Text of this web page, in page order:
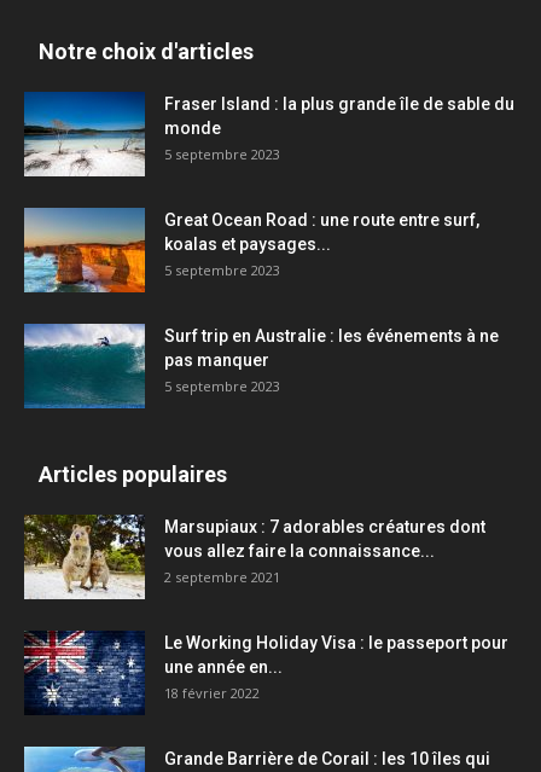
Notre choix d'articles
Fraser Island : la plus grande île de sable du
monde
5 septembre 2023
Great Ocean Road : une route entre surf,
koalas et paysages...
5 septembre 2023
Surf trip en Australie : les événements à ne
pas manquer
5 septembre 2023
Articles populaires
Marsupiaux : 7 adorables créatures dont
vous allez faire la connaissance...
2 septembre 2021
Le Working Holiday Visa : le passeport pour
une année en...
18 février 2022
Grande Barrière de Corail : les 10 îles qui